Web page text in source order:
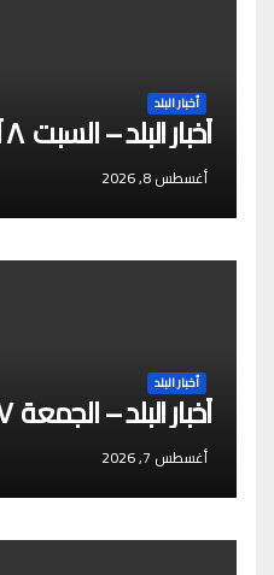
أخبار البلد
أخبار البلد – السبت ٨ أغسطس ٢٠٢٦م
أغسطس 8, 2026
أخبار البلد
أخبار البلد – الجمعة ٧ أغسطس ٢٠٢٦م
أغسطس 7, 2026